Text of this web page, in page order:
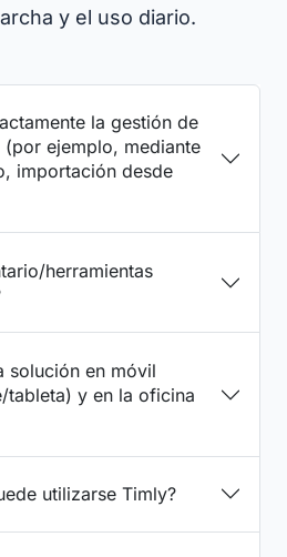
y el uso diario.
la gestión de
ejemplo, mediante
importación desde
herramientas
solución en móvil
tableta) y en la oficina
utilizarse Timly?